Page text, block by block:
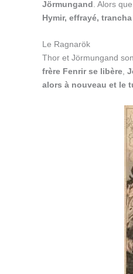
Jörmungand . Alors
Hymir, effrayé,
Le Ragnarök
Thor et Jörmungand
frère Fenrir se libère
alors à nouveau et le